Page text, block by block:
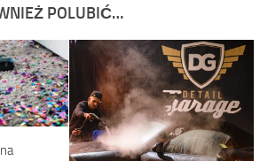
POLUBIĆ…